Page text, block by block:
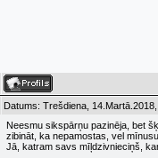
Datums: Trešdiena,
Neesmu sikspārņu pazinēja, bet
zibināt, ka nepamostas, vel
Jā, katram savs mīļdzivnieciņš,